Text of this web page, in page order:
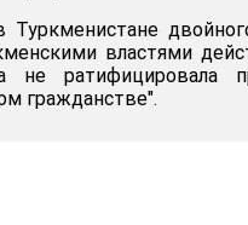
властями
не ратифицировала
гражданстве".